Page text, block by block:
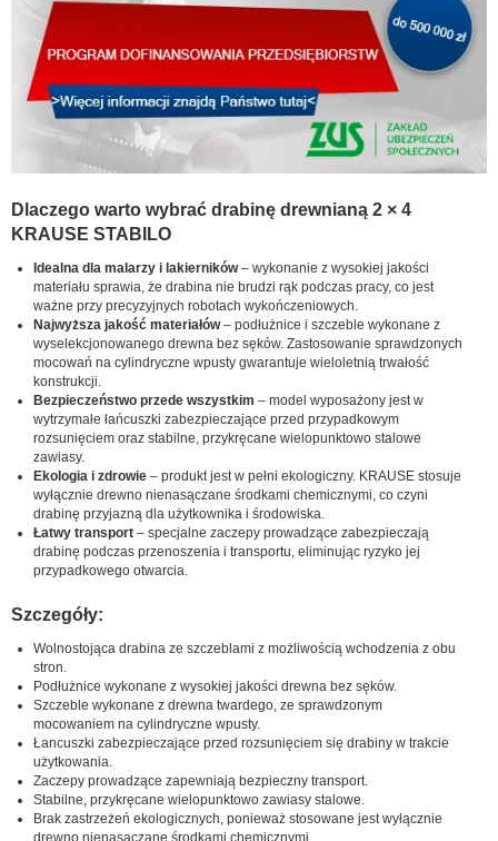
Dlaczego warto wybrać drabinę drewnianą 2 × 4
KRAUSE STABILO
Idealna dla malarzy i lakierników– wykonanie z wysokiej jakości
materiału sprawia, że drabina nie brudzi rąk podczas pracy, co jest
ważne przy precyzyjnych robotach wykończeniowych.
Najwyższa jakość materiałów– podłużnice i szczeble wykonane z
wyselekcjonowanego drewna bez sęków. Zastosowanie sprawdzonych
mocowań na cylindryczne wpusty gwarantuje wieloletnią trwałość
konstrukcji.
Bezpieczeństwo przede wszystkim – model wyposażony jest w
wytrzymałe łańcuszki zabezpieczające przed przypadkowym
rozsunięciem oraz stabilne, przykręcane wielopunktowo stalowe
zawiasy.
Ekologia i zdrowie – produkt jest w pełni ekologiczny. KRAUSE stosuje
wyłącznie drewno nienasączane środkami chemicznymi, co czyni
drabinę przyjazną dla użytkownika i środowiska.
Łatwy transport – specjalne zaczepy prowadzące zabezpieczają
drabinę podczas przenoszenia i transportu, eliminując ryzyko jej
przypadkowego otwarcia.
Szczegóły:
Wolnostojąca drabina ze szczeblami z możliwością wchodzenia z obu
stron.
Podłużnice wykonane z wysokiej jakości drewna bez sęków.
Szczeble wykonane z drewna twardego, ze sprawdzonym
mocowaniem na cylindryczne wpusty.
Łancuszki zabezpieczające przed rozsunięciem się drabiny w trakcie
użytkowania.
Zaczepy prowadzące zapewniają bezpieczny transport.
Stabilne, przykręcane wielopunktowo zawiasy stalowe.
Brak zastrzeżeń ekologicznych, ponieważ stosowane jest wyłącznie